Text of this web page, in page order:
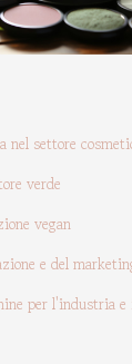
nel settore
verde
vegan
e del
per l'industria